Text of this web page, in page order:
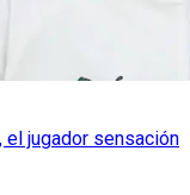
el jugador sensación